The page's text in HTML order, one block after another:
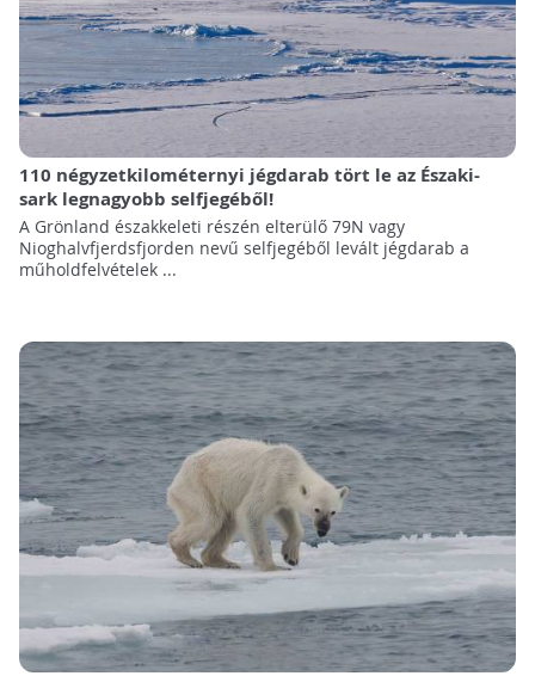
110 négyzetkilométernyi jégdarab tört le az Északi-
sark legnagyobb selfjegéből!
A Grönland északkeleti részén elterülő 79N vagy
Nioghalvfjerdsfjorden nevű selfjegéből levált jégdarab a
műholdfelvételek ...